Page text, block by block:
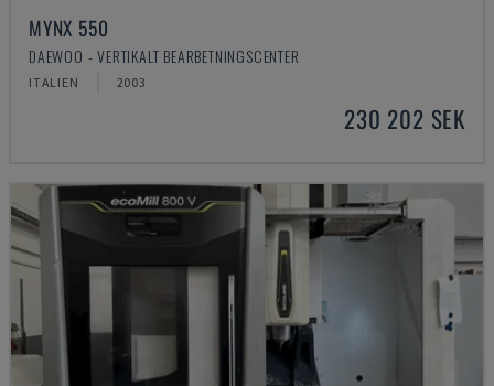
MYNX 550
DAEWOO - VERTIKALT BEARBETNINGSCENTER
ITALIEN 2003
230 202 SEK